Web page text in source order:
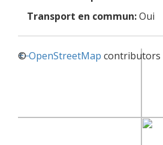
Transport en commun:Oui
+−
©OpenStreetMap contributors